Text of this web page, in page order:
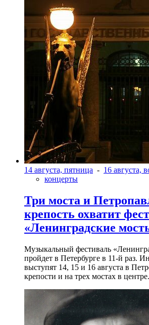
14 августа, пятница - 16 августа,
концерты
Три моста и
крепость охватит
«Ленинградские
Музыкальный фестиваль
пройдет в Петербурге в 11-й раз.
выступят 14, 15 и 16 августа в
крепости и на трех мостах в